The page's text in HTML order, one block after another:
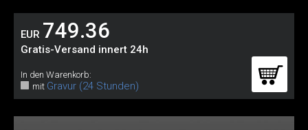
EUR 749.36
Gratis-Versand innert 24h
In den Warenkorb:
mit Gravur (24 Stunden)